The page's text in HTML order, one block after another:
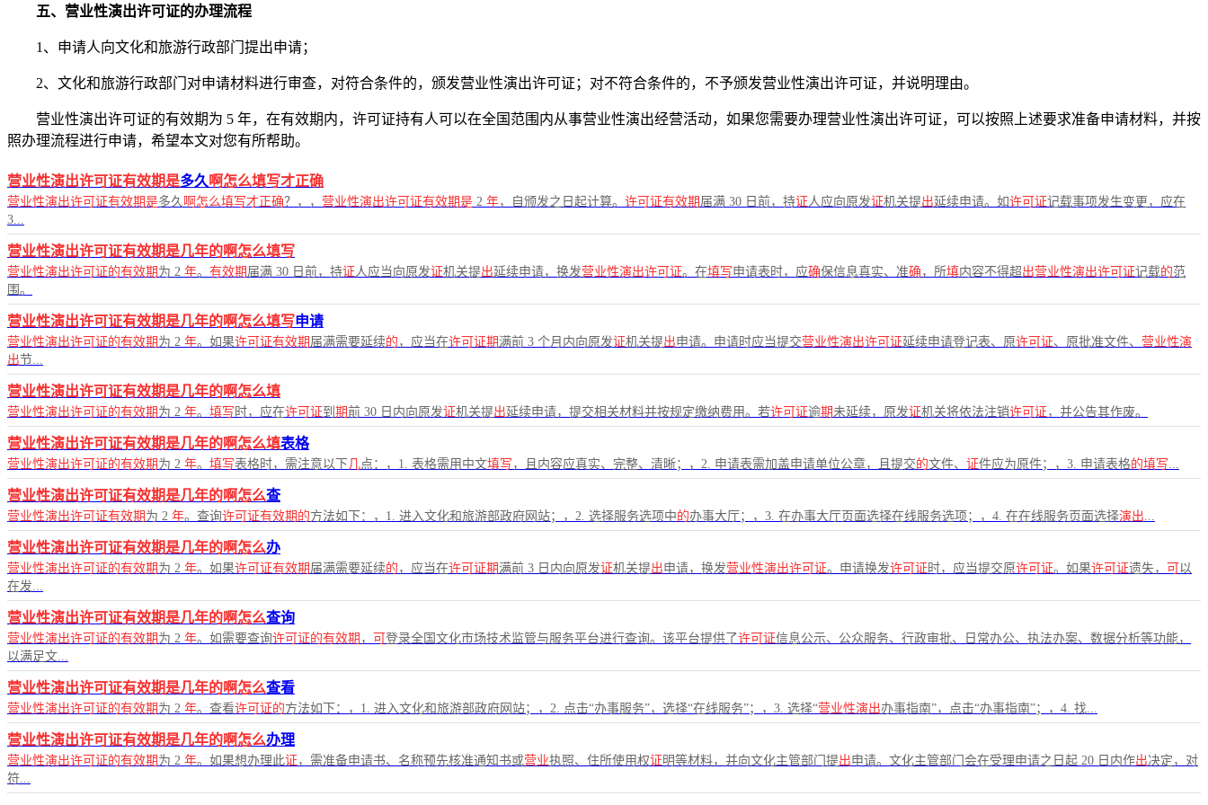
五、营业性演出许可证的办理流程
1、申请人向文化和旅游行政部门提出申请；
2、文化和旅游行政部门对申请材料进行审查，对符合条件的，颁发营业性演出许可证；对不符合条件的，不予颁发营业性演出许可证，并说明理由。
营业性演出许可证的有效期为 5 年，在有效期内，许可证持有人可以在全国范围内从事营业性演出经营活动，如果您需要办理营业性演出许可证，可以按照上述要求准备申请材料，并按
照办理流程进行申请，希望本文对您有所帮助。
营业性演出许可证有效期是多久啊怎么填写才正确
营业性演出许可证有效期是多久 啊怎么填写才正确？，， 营业性演出许可证有效期是 2 年，自颁发之日起计算。 许可证有效期 届满 30 日前，持证 人应向原发证机关提出延续申请。如许可证记载事项发生变更，应在
3...
营业性演出许可证有效期是几年的啊怎么填写
营业性演出许可证的有效期 为 2 年。 有效期 届满 30 日前，持证 人应当向原发证机关提出延续申请，换发营业性演出许可证。在填写 申请表时，应确保信息真实、准确 ，所填内容不得超出营业性演出许可证记载的范
围。
营业性演出许可证有效期是几年的啊怎么填写申请
营业性演出许可证的有效期 为 2 年。如果许可证有效期 届满需要延续的 ，应当在许可证期 满前 3 个月内向原发证机关提出 申请。申请时应当提交营业性演出许可证延续申请登记表、原许可证、原批准文件、 营业性演
出节...
营业性演出许可证有效期是几年的啊怎么填
营业性演出许可证的有效期 为 2 年。 填写 时，应在许可证到 期前 30 日内向原发证机关提出延续申请，提交相关材料并按规定缴纳费用。若许可证逾期 未延续，原发证机关将依法注销许可证 ，并公告其作废。
营业性演出许可证有效期是几年的啊怎么填表格
营业性演出许可证的有效期 为 2 年。 填写表格时，需注意以下 几点：，1. 表格需用中文填写 ，且内容应真实、完整、清晰；，2. 申请表需加盖申请单位公章，且提交的文件、 证件应为原件；，3. 申请表格的填写
营业性演出许可证有效期是几年的啊怎么查
营业性演出许可证有效期 为 2 年。查询许可证有效期的方法如下：，1. 进入文化和旅游部政府网站；，2. 选择服务选项中的办事大厅；，3. 在办事大厅页面选择在线服务选项；，4. 在在线服务页面选择演出
营业性演出许可证有效期是几年的啊怎么办
营业性演出许可证的有效期 为 2 年。如果许可证有效期 届满需要延续的 ，应当在许可证期 满前 3 日内向原发证机关提出 申请，换发营业性演出许可证。申请换发许可证 时，应当提交原许可证。如果许可证遗失， 可 以
在发...
营业性演出许可证有效期是几年的啊怎么查询
营业性演出许可证的有效期 为 2 年。如需要查询许可证的有效期 ， 可 登录全国文化市场技术监管与服务平台进行查询。该平台提供了许可证信息公示、公众服务、行政审批、日常办公、执法办案、数据分析等功能，
以满足文...
营业性演出许可证有效期是几年的啊怎么查看
营业性演出许可证的有效期 为 2 年。查看许可证的方法如下：，1. 进入文化和旅游部政府网站；，2. 点击“办事服务”，选择“在线服务”；，3. 选择“营业性演出办事指南”，点击“办事指南”；，4. 找...
营业性演出许可证有效期是几年的啊怎么办理
营业性演出许可证的有效期 为 2 年。如果想办理此证 ，需准备申请书、名称预先核准通知书或营业执照、住所使用权证 明等材料，并向文化主管部门提出 申请。文化主管部门会在受理申请之日起 20 日内作出决定，对
符...